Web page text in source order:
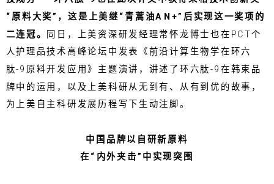
“原料大奖”，这是上美继“青蒿油AN+”后实现这一奖项的
二连冠。 同日，上美资深研发经理常怀龙博士也在PCT个
人护理品技术高峰论坛中发表《前沿计算生物学在环六
肽-9原料开发应用》主题演讲，讲述了环六肽-9在韩束品
牌中的运用，以及上美科研从无到有、从有到优的故事，
为上美自主科研发展历程写下生动注脚。
中国品牌以自研新原料
在“内外夹击”中实现突围